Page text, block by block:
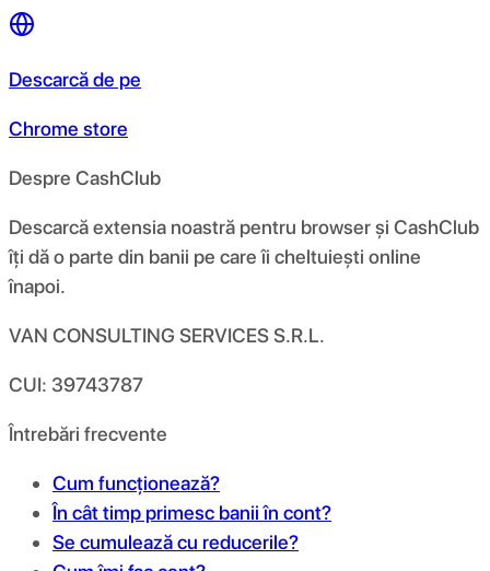
Descarcă de pe
Chrome store
Despre CashClub
Descarcă extensia noastră pentru browser și CashClub
îți dă o parte din banii pe care îi cheltuiești online
înapoi.
VAN CONSULTING SERVICES S.R.L.
CUI: 39743787
Întrebări frecvente
Cum funcționează?
În cât timp primesc banii în cont?
Se cumulează cu reducerile?